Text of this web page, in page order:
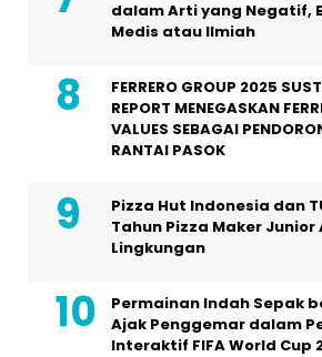
dalam Arti yang Negatif,
Medis atau Ilmiah
FERRERO GROUP 2025
REPORT MENEGASKAN
VALUES SEBAGAI
RANTAI PASOK
Pizza Hut Indonesia dan
Tahun Pizza Maker Junior
Lingkungan
Permainan Indah Sepak
Ajak Penggemar dalam
Interaktif FIFA World Cup